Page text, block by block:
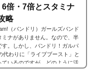
6倍・7倍とスタミナ
略
（バンドリ）ガールズバンド
ミナがありません。なので、半
。しかし、バンドリ！ガルパ
代わりに「ライブブースト」と
いるのですが、どのように活